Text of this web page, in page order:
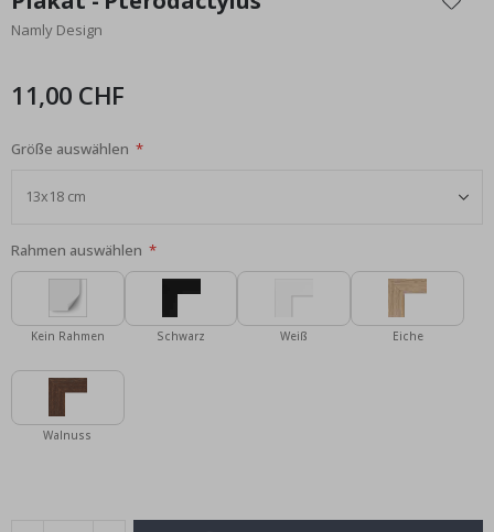
der
Bildgalerie
Namly Design
11,00 CHF
Größe auswählen
Rahmen auswählen
Kein Rahmen Schwarz Weiß Eiche
Walnuss